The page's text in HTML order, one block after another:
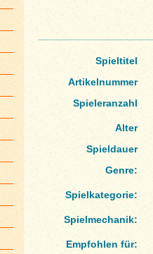
Spieltitel
Artikelnummer
Spieleranzahl
Alter
Spieldauer
Genre:
Spielkategorie:
Spielmechanik:
Empfohlen für: